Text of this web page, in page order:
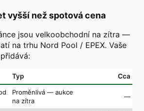
vyšší než spotová cena
jsou velkoobchodní na zítra —
na trhu Nord Pool / EPEX. Vaše
Typ Cca
Proměnlivá — aukce
na zítra
—